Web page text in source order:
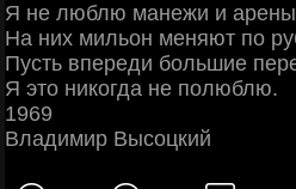
Я не люблю манежи и
На них мильон меняют по
Пусть впереди большие
Я это никогда не полюблю.
1969
Владимир Высоцкий